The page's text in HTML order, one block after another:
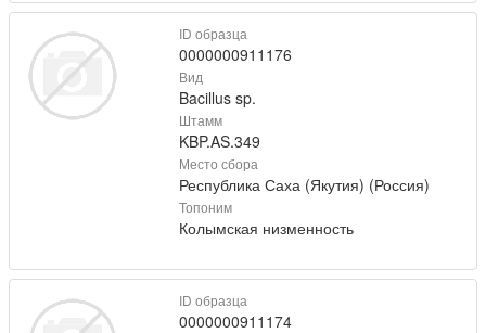
ID образца
0000000911176
Вид
Bacillus sp.
Штамм
KBP.AS.349
Место сбора
Республика Саха (Якутия) (Россия)
Топоним
Колымская низменность
ID образца
0000000911174